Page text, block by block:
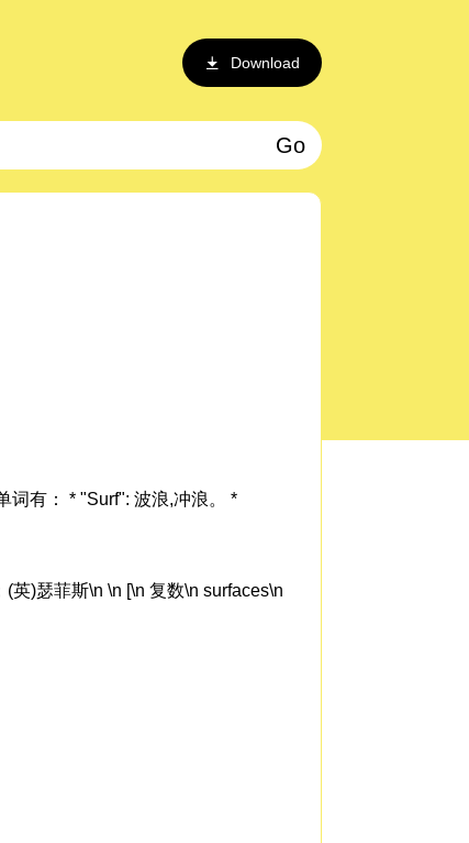
Download
Go
词有： * "Surf": 波浪,冲浪。 *
英)瑟菲斯\n \n [\n 复数\n surfaces\n